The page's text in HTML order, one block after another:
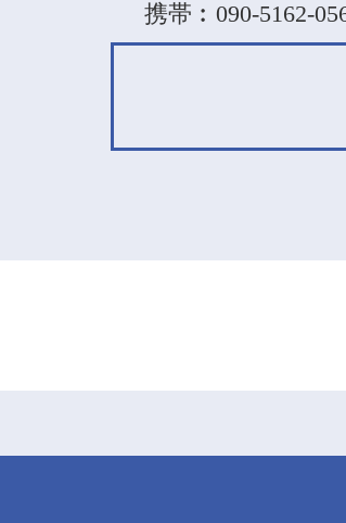
携帯︰090-5162-